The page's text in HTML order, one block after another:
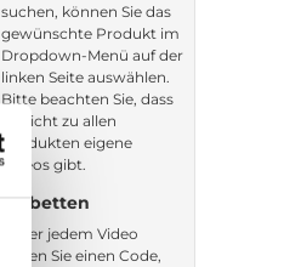
suchen, können Sie das
gewünschte Produkt im
Dropdown-Menü auf der
linken Seite auswählen.
Bitte beachten Sie, dass
es nicht zu allen
Produkten eigene
Videos gibt.
Einbetten
Unter jedem Video
finden Sie einen Code,